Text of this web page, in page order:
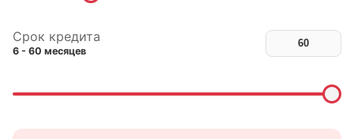
Срок кредита
6 - 60 месяцев